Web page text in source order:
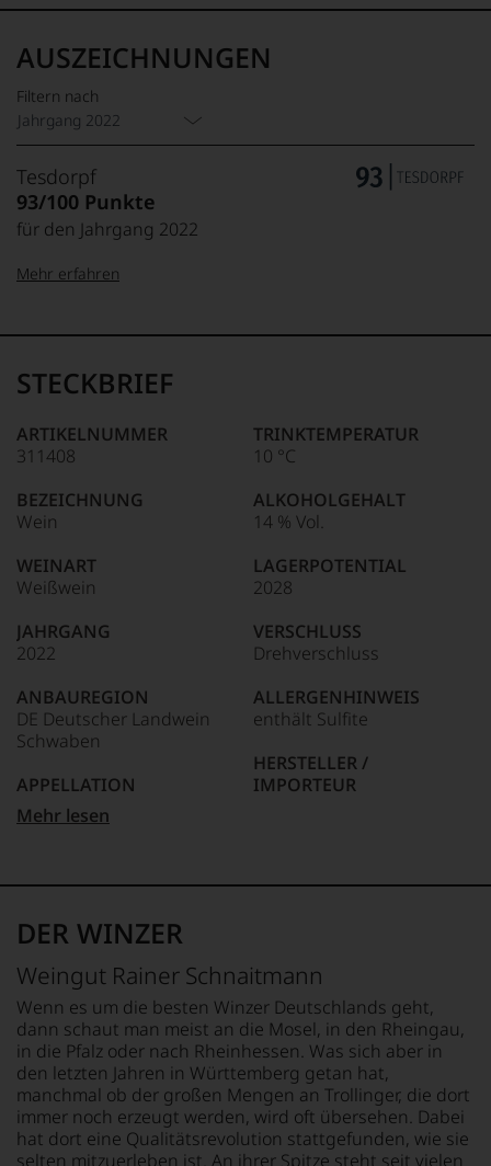
AUSZEICHNUNGEN
Filtern nach
Jahrgang 2022
Tesdorpf
93/100 Punkte
für den Jahrgang 2022
95–98 Punkte:
90–94 Punkte:
Unter 85 Punkte:
Name
Tesdorpf
für
»Fine
für
die
edlen
Weine
der
Welt,
kaum
ein
Das
dokumentieren
wir
und
gerade
mit
Medaillen
Weinjournalisten
Fachpublikationen
unseren
Aussendungen
oder
in
unserem
Webshop,
um
zu
Mehr erfahren
STECKBRIEF
ARTIKELNUMMER
311408
BEZEICHNUNG
Wein
WEINART
Weißwein
JAHRGANG
2022
ANBAUREGION
DE Deutscher Landwein
Schwaben
APPELLATION
Schwäbischer Landwein
HÄNDLER
BIO KENNZEICHNUNG
PRODUKT
DE-ÖKO-022
TRINKTEMPERATUR
10 °C
ALKOHOLGEHALT
14 % Vol.
LAGERPOTENTIAL
2028
VERSCHLUSS
Drehverschluss
ALLERGENHINWEIS
enthält Sulfite
HERSTELLER /
IMPORTEUR
LAND
0,75 L
GESCHMACK
trocken
Mehr lesen
DER WINZER
Weingut Rainer Schnaitmann
Wenn es um die besten Winzer Deutschlands geht,
dann schaut man meist an die Mosel, in den Rheingau,
in die Pfalz oder nach Rheinhessen. Was sich aber in
den letzten Jahren in Württemberg getan hat,
manchmal ob der großen Mengen an Trollinger, die dort
immer noch erzeugt werden, wird oft übersehen. Dabei
hat dort eine Qualitätsrevolution stattgefunden, wie sie
selten mitzuerleben ist. An ihrer Spitze steht seit vielen